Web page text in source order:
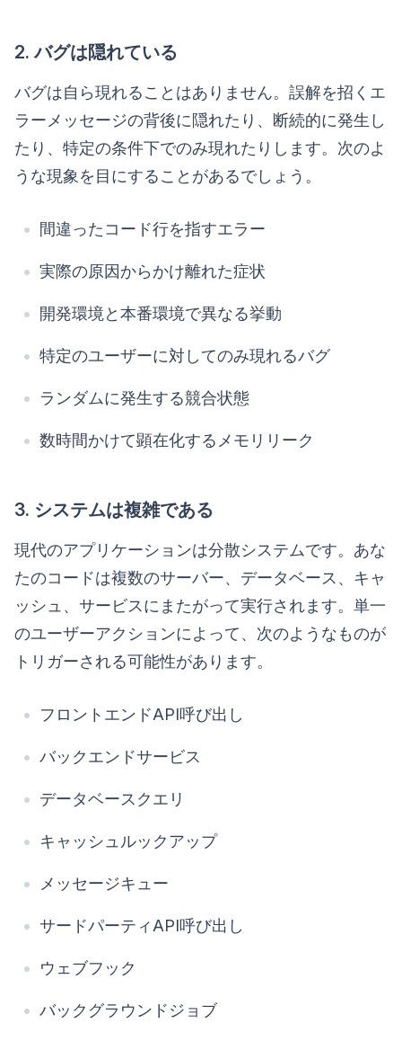
2. バグは隠れている
バグは自ら現れることはありません。誤解を招くエ
ラーメッセージの背後に隠れたり、断続的に発生し
たり、特定の条件下でのみ現れたりします。次のよ
うな現象を目にすることがあるでしょう。
間違ったコード行を指すエラー
実際の原因からかけ離れた症状
開発環境と本番環境で異なる挙動
特定のユーザーに対してのみ現れるバグ
ランダムに発生する競合状態
数時間かけて顕在化するメモリリーク
3. システムは複雑である
現代のアプリケーションは分散システムです。あな
たのコードは複数のサーバー、データベース、キャ
ッシュ、サービスにまたがって実行されます。単一
のユーザーアクションによって、次のようなものが
トリガーされる可能性があります。
フロントエンドAPI呼び出し
バックエンドサービス
データベースクエリ
キャッシュルックアップ
メッセージキュー
サードパーティAPI呼び出し
ウェブフック
バックグラウンドジョブ